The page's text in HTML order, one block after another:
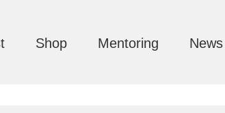
Shop Mentoring News